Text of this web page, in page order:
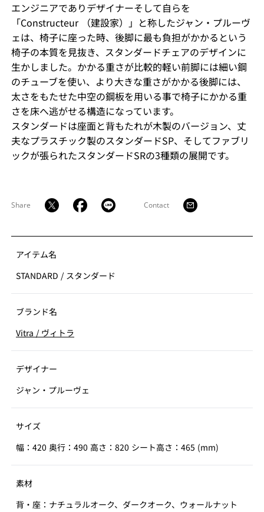
エンジニアでありデザイナーそして自らを
「Constructeur （建設家）」と称したジャン・プルーヴ
ェは、椅子に座った時、後脚に最も負担がかかるという
椅子の本質を見抜き、スタンダードチェアのデザインに
生かしました。かかる重さが比較的軽い前脚には細い鋼
のチューブを使い、より大きな重さがかかる後脚には、
太さをもたせた中空の鋼板を用いる事で椅子にかかる重
さを床へ逃がせる構造になっています。
スタンダードは座面と背もたれが木製のバージョン、丈
夫なプラスチック製のスタンダードSP、そしてファブリ
ックが張られたスタンダードSRの3種類の展開です。
Share Contact
アイテム名
STANDARD / スタンダード
ブランド名
Vitra / ヴィトラ
デザイナー
ジャン・プルーヴェ
サイズ
幅：420 奥行：490 高さ：820 シート高さ：465 (mm)
素材
背・座：ナチュラルオーク、ダークオーク、ウォールナット